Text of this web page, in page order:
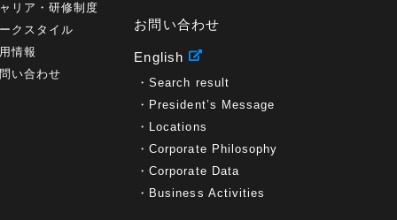
リア・研修制度
クスタイル
情報
い合わせ
お問い合わせ
English
Search result
President’s Message
Locations
Corporate Philosophy
Corporate Data
Business Activities